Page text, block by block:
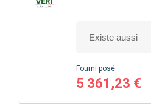
Fourni posé
5 361,23 €